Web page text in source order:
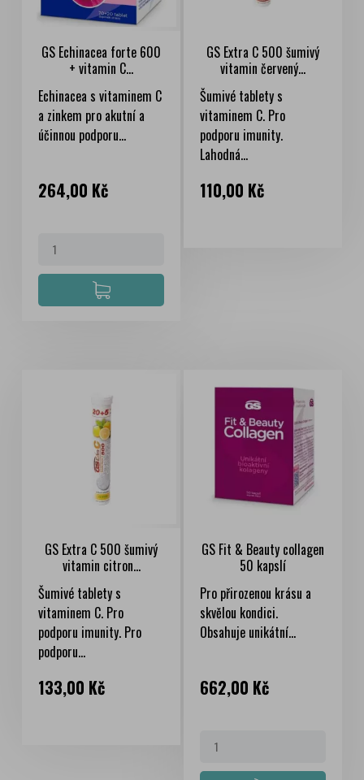
GS Echinacea forte 600
+ vitamin C...
Echinacea s vitaminem C
a zinkem pro akutní a
účinnou podporu...
Cena
264,00 Kč
GS Extra C 500 šumivý
vitamin červený...
Šumivé tablety s
vitaminem C. Pro
podporu imunity.
Lahodná...
Cena
110,00 Kč
GS Extra C 500 šumivý
vitamin citron...
Šumivé tablety s
vitaminem C. Pro
podporu imunity. Pro
podporu...
Cena
133,00 Kč
GS Fit & Beauty collagen
50 kapslí
Pro přirozenou krásu a
skvělou kondici.
Obsahuje unikátní...
Cena
662,00 Kč